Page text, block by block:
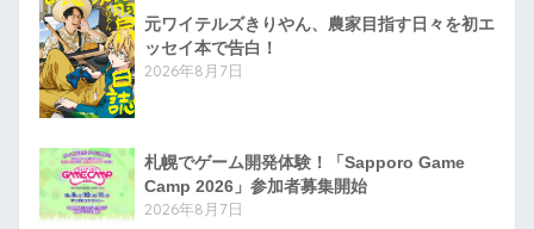
元ワイテルズきりやん、農家目指す日々を初エ
ッセイ本で告白！
2026年8月7日
札幌でゲーム開発体験！「Sapporo Game
Camp 2026」参加者募集開始
2026年8月7日